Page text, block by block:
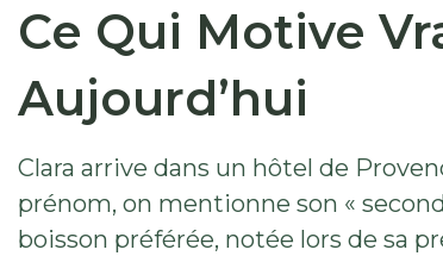
Ce Qui Motive
Aujourd’hui
Clara arrive dans un hôtel de
prénom, on mentionne son «
boisson préférée, notée lors de sa